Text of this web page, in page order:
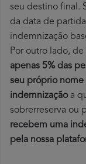
seu destino final.
da data de
indemnização
Por outro lado, de
apenas 5% das
seu próprio nome
indemnizaçãoa
sobrerreserva ou
recebem uma
pela nossa